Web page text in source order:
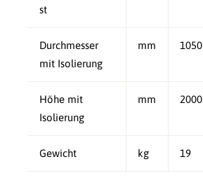
st
Durchmesser
mit Isolierung
mm 1050
Höhe mit
Isolierung
mm 2000
Gewicht kg 19